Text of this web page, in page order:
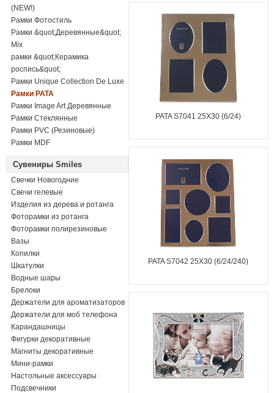
(NEW!)
Рамки Фотостиль
Рамки &quot;Деревянные&quot;
Mix
рамки &quot;Керамика
роспись&quot;
Рамки Unique Collection De Luxe
Рамки PATA
Рамки Image Art Деревянные
Рамки Стеклянные
Рамки PVC (Резиновые)
Рамки MDF
Сувениры Smiles
Свечки Новогодние
Свечи гелевые
Изделия из дерева и ротанга
Фоторамки из ротанга
Фоторамки полирезиновые
Вазы
Копилки
Шкатулки
Водные шары
Брелоки
Держатели для ароматизаторов
Держатели для моб телефона
Карандашницы
Фигурки декоративные
Магниты декоративные
Мини-рамки
Настольные аксессуары
Подсвечники
PATA S7041 25X30 (6/24)
PATA S7042 25X30 (6/24/240)